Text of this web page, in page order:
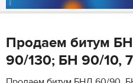
Продаем битум
90/130; БН 90/10,